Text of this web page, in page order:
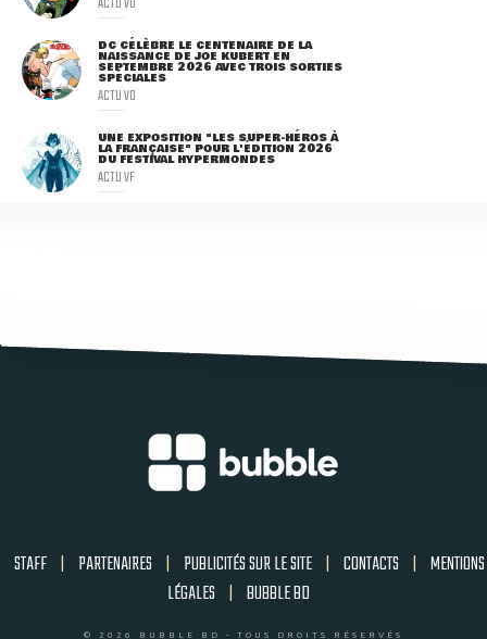
DC CÉLÈBRE LE CENTENAIRE DE LA
NAISSANCE DE JOE KUBERT EN
SEPTEMBRE 2026 AVEC TROIS SORTIES
SPÉCIALES
ACTU VO
UNE EXPOSITION "LES SUPER-HÉROS À
LA FRANÇAISE" POUR L'ÉDITION 2026
DU FESTIVAL HYPERMONDES
ACTU VF
STAFF | PARTENAIRES | PUBLICITÉS SUR LE SITE | CONTACTS | MENTIONS
LÉGALES | BUBBLE BD
© 2026 BUBBLE BD - TOUS DROITS RÉSERVÉS